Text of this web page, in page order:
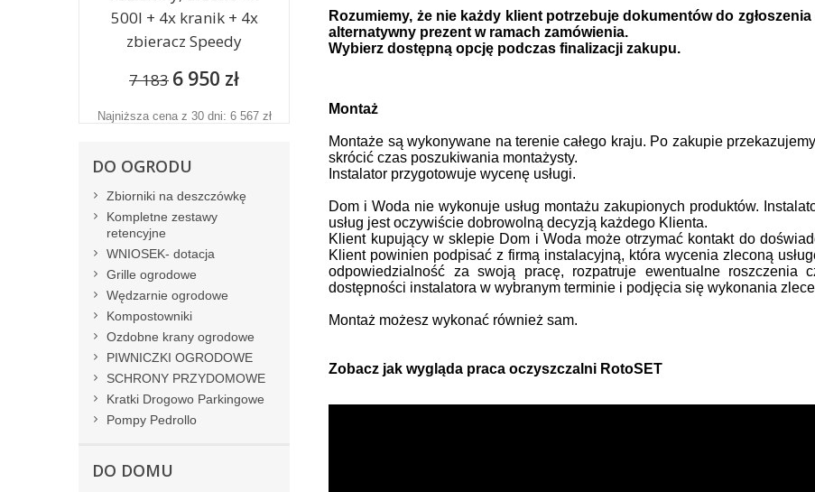
Rozumiemy, że nie każdy klient potrzebuje dokumentów do
alternatywny prezent w ramach zamówienia.
Wybierz dostępną opcję podczas finalizacji zakupu.
Montaż
Montaże są wykonywane na terenie całego kraju. Po zakupie
skrócić czas poszukiwania montażysty.
Instalator przygotowuje wycenę usługi.
Dom i Woda nie wykonuje usług montażu zakupionych produktów.
usług jest oczywiście dobrowolną decyzją każdego Klienta.
Klient kupujący w sklepie Dom i Woda może otrzymać kontakt do
Klient powinien podpisać z firmą instalacyjną, która wycenia zleconą
odpowiedzialność za swoją pracę, rozpatruje ewentualne
dostępności instalatora w wybranym terminie i podjęcia się wykonania
Montaż możesz wykonać również sam.
Zobacz jak wygląda praca oczyszczalni RotoSET
500l + 4x kranik + 4x
zbieracz Speedy
7 183 6 950 zł
Najniższa cena z 30 dni: 6 567 zł
DO OGRODU
Zbiorniki na deszczówkę
Kompletne zestawy
retencyjne
WNIOSEK- dotacja
Grille ogrodowe
Wędzarnie ogrodowe
Kompostowniki
Ozdobne krany ogrodowe
PIWNICZKI OGRODOWE
SCHRONY PRZYDOMOWE
Kratki Drogowo Parkingowe
Pompy Pedrollo
DO DOMU